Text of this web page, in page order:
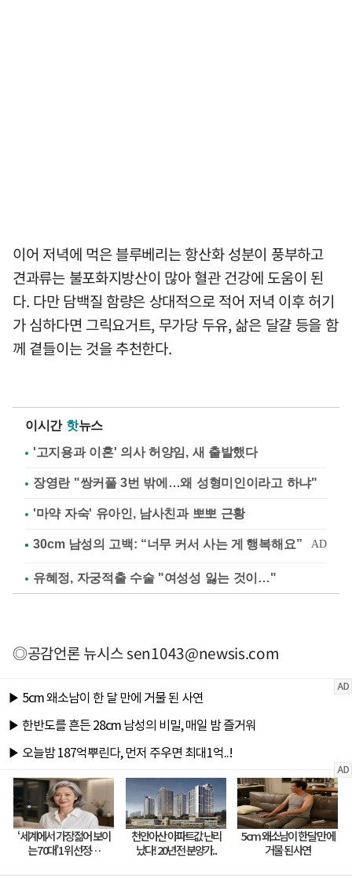
이어 저녁에 먹은 블루베리는 항산화 성분이 풍부하고
견과류는 불포화지방산이 많아 혈관 건강에 도움이 된
다. 다만 담백질 함량은 상대적으로 적어 저녁 이후 허기
가 심하다면 그릭요거트, 무가당 두유, 삶은 달걀 등을 함
께 곁들이는 것을 추천한다.
이시간 핫뉴스
'고지용과 이혼' 의사 허양임, 새 출발했다
장영란 "쌍커풀 3번 밖에…왜 성형미인이라고 하냐"
'마약 자숙' 유아인, 남사친과 뽀뽀 근황
유혜정, 자궁적출 수술 "여성성 잃는 것이…"
◎공감언론 뉴시스sen1043@newsis.com